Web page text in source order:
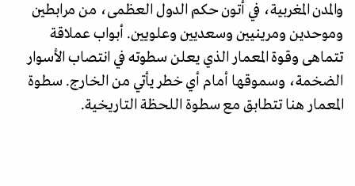
والمدن المغربية، في أتون حكم الدول العظمى، من مرابطين
وموحدين ومرينيين وسعديين وعلويين. أبواب عملاقة
تتماهى وقوة المعمار الذي يعلن سطوته في انتصاب الأسوار
الضخمة، وسموقها أمام أي خطر يأتي من الخارج. سطوة
المعمار هنا تتطابق مع سطوة اللحظة التاريخية.